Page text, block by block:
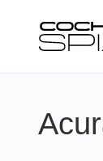
Buscar: